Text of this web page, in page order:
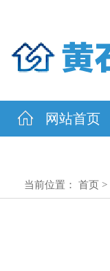
网站首页
当前位置： 首页 >